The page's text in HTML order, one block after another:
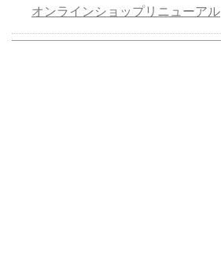
オンラインショップリニューアル